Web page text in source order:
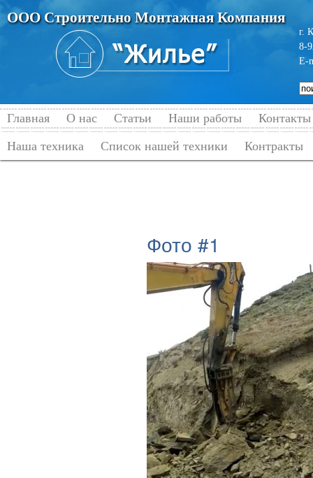
ООО Строительно Монтажная Компания
г.
8-
E-
Главная О нас Статьи Наши работы
Контакты
Наша техника
Список нашей техники Контракты
Фото #1